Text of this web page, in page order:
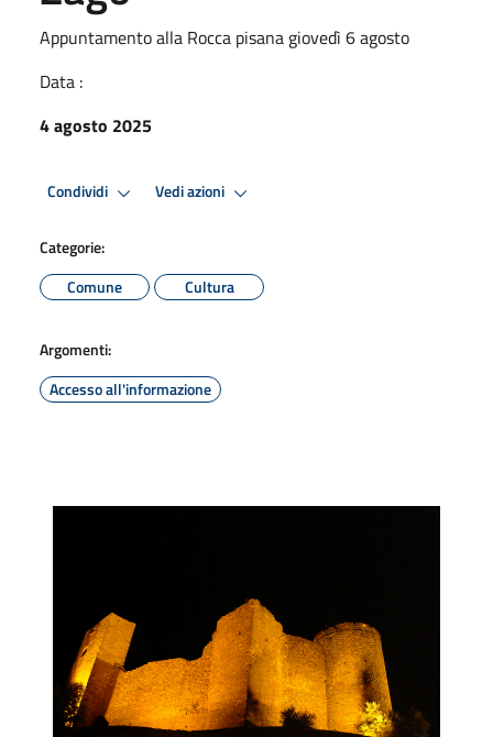
Appuntamento alla Rocca pisana giovedì 6 agosto
Data :
4 agosto 2025
Condividi Vedi azioni
Categorie:
Comune
Cultura
Argomenti:
Accesso all'informazione